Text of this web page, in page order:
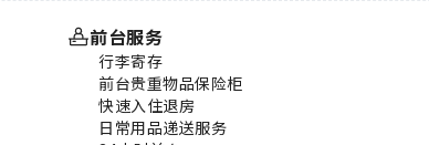
前台服务
行李寄存
前台贵重物品保险柜
快速入住退房
日常用品递送服务